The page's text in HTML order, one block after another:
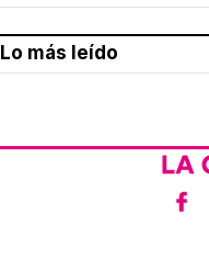
Lo más leído